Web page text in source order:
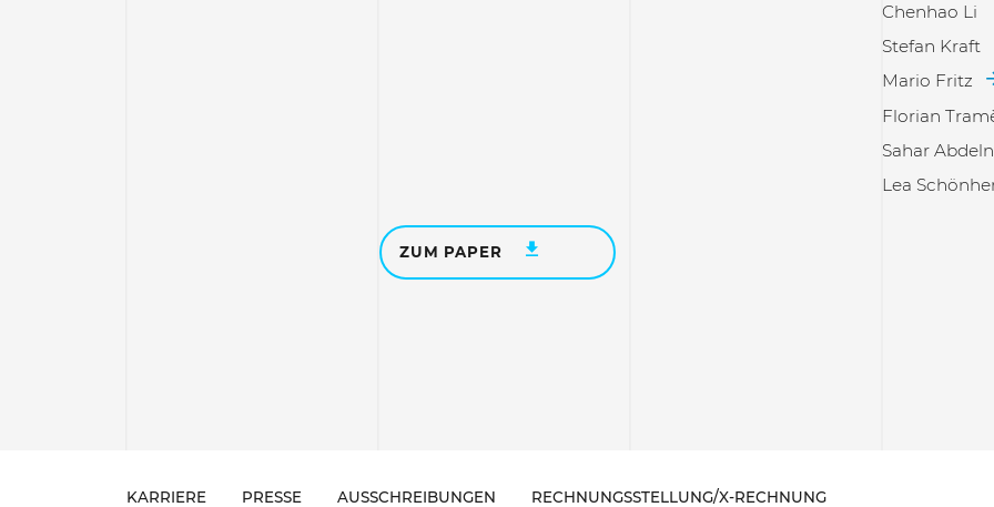
Chenhao Li
Stefan Kraft
Mario Fritz
Florian
Sahar
Lea
ZUM PAPER
KARRIERE PRESSE AUSSCHREIBUNGEN RECHNUNGSSTELLUNG/X-RECHNUNG